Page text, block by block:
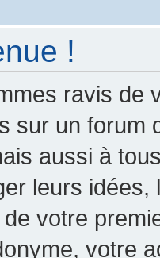
!
ravis de
sur un forum
aussi à
leurs
votre
votre